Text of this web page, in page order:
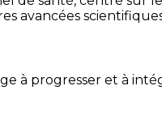
avancées
à progresser et à